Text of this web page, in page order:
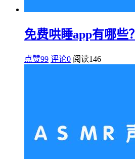
免费哄睡app有哪些？
点赞99 评论0 阅读146